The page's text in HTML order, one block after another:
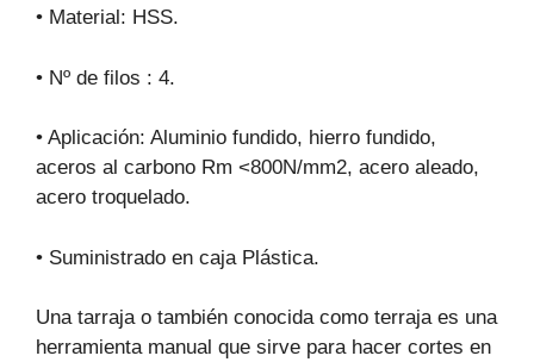
• Material: HSS.
• Nº de filos : 4.
• Aplicación: Aluminio fundido, hierro fundido,
aceros al carbono Rm <800N/mm2, acero aleado,
acero troquelado.
• Suministrado en caja Plástica.
Una tarraja o también conocida como terraja es una
herramienta manual que sirve para hacer cortes en